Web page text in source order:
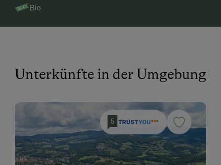
Kulinarik zum Miterleben / In der Hofküche
Ab Hofverkauf
Familienfreundliche Unterkünfte
Mädlsurlaub, Männerurlaub
Nachhaltiger Urlaub
Urlaub mit Hund
Hund erlaubt
Bio
Unterkünfte in der Umgebung
5